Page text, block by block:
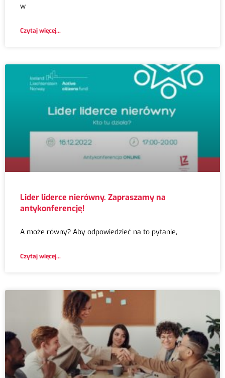
w
Czytaj więcej...
Lider liderce nierówny. Zapraszamy na
antykonferencję!
A może równy? Aby odpowiedzieć na to pytanie,
Czytaj więcej...